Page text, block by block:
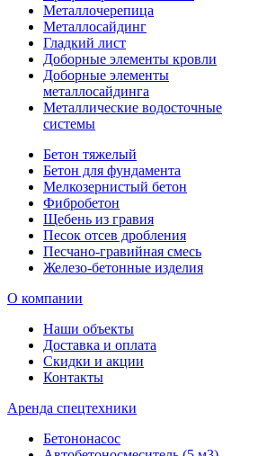
Металлочерепица
Металлосайдинг
Гладкий лист
Доборные элементы кровли
Доборные элементы
металлосайдинга
Металлические водосточные
системы
Бетон тяжелый
Бетон для фундамента
Мелкозернистый бетон
Фибробетон
Щебень из гравия
Песок отсев дробления
Песчано-гравийная смесь
Железо-бетонные изделия
О компании
Наши объекты
Доставка и оплата
Скидки и акции
Контакты
Аренда спецтехники
Бетононасос